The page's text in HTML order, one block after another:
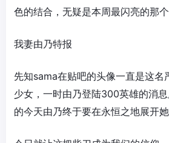
色的结合，无疑是本周最闪亮的那个
我妻由乃特报
先知sama在贴吧的头像一直是这名
少女，一时由乃登陆300英雄的消
的今天由乃终于要在永恒之地展开